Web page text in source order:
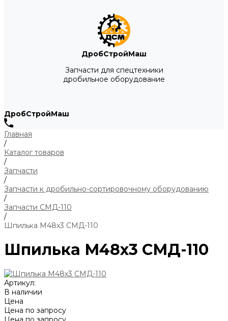
ДробСтройМаш
Запчасти для спецтехники
дробильное оборудование
ДробСтройМаш
Главная
/
Каталог товаров
/
Запчасти
/
Запчасти к дробильно-сортировочному оборудованию
/
Запчасти СМД-110
/
Шпилька М48х3 СМД-110
Шпилька М48х3 СМД-110
Артикул:
В наличии
Цена
Цена по запросу